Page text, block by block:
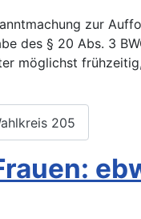
zur
des § 20 Abs. 3
möglichst
205